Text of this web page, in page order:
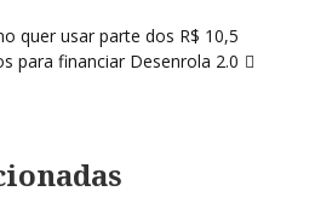
quer usar parte dos R$ 10,5
para financiar Desenrola 2.0